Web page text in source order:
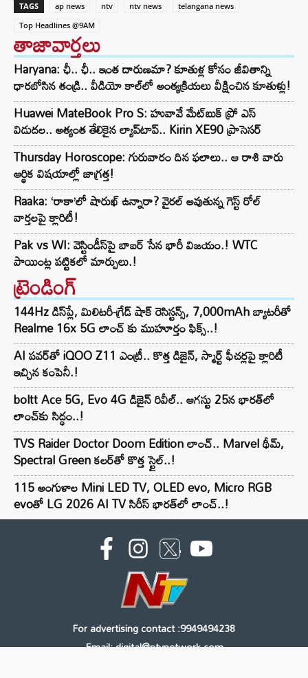
TAGS ap news ntv ntv news
telangana news
Top Headlines @9AM
తాజావార్తలు
Haryana: ఛీ.. ఛీ.. ఇంత దారుణమా? కూతుళ్ల కోసం జీవితాన్ని
ధారబోసిన తండ్రి.. వీడియో కాల్‌లో అంత్యక్రియలు వీక్షించిన కూతుళ్లు!
Huawei MateBook Pro S: హువావే మేట్‌బుక్ ప్రో ఎస్
విడుదల.. అత్యంత తేలికైన ల్యాప్‌టాప్.. Kirin XE90 ప్రాసెసర్
Thursday Horoscope: గురువారం దిన ఫలాలు.. ఆ రాశి వారు
ఆర్థిక విషయాల్లో జాగ్రత్త!
Raaka: ‘రాకా’లో షారుఖ్ ఉన్నారా? వైరల్ అవుతున్న గెస్ట్ రోల్
వార్తలపై క్లారిటీ!
Pak vs WI: వెస్టిండీస్‌పై బాబర్ సేన భారీ విజయం.! WTC
పాయింట్ల పట్టికలో మార్పులు.!
ట్రెండింగ్‌
144Hz డిస్‌ప్లే, మిలిటరీ-గ్రేడ్ షాక్ రెసిస్టన్స్, 7,000mAh బ్యాటరీతో
Realme 16x 5G లాంచ్ కు ముహూర్తం ఫిక్స్..!
AI పవర్‌తో iQOO Z11 ఎంట్రీ.. కొత్త డిజైన్, స్మార్ట్ ఫీచర్లపై క్లారిటీ
ఇచ్చిన కంపెనీ.!
boltt Ace 5G, Evo 4G డిజైన్ రివీల్.. ఆగస్టు 25న భారత్‌లో
లాంచ్‌కు సిద్ధం..!
TVS Raider Doctor Doom Edition లాంచ్.. Marvel థీమ్,
Spectral Green కలర్‌తో కొత్త స్టైల్..!
115 అంగుళాల Mini LED TV, OLED evo, Micro RGB
evoతో LG 2026 AI TV సిరీస్ భారత్‌లో లాంచ్..!
For advertising contact :9949494238
Email: digital@ntvnetwork.com